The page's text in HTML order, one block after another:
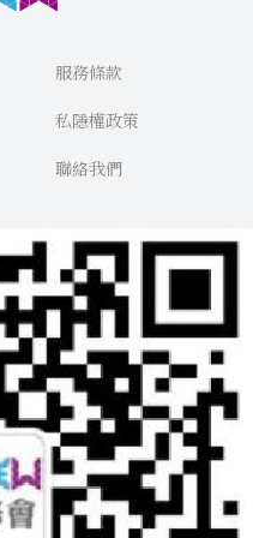
服務條款
私隱權政策
聯絡我們